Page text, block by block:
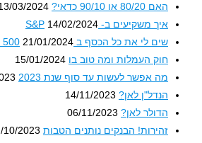
האם 80/20 או 90/10 כדאי?
03/2024
איך משקיעים ב- S&P 14/02/2024
שים לי את כל הכסף ב S&P 500 21/01/2024
חוק העמלות ומה טוב בו 15/01/2024
מה אפשר לעשות עד סוף שנת 2023
הנדל"ן לאן? 14/11/2023
הדולר לאן? 06/11/2023
זהירות! הבנקים נותנים הטבות 10/2023